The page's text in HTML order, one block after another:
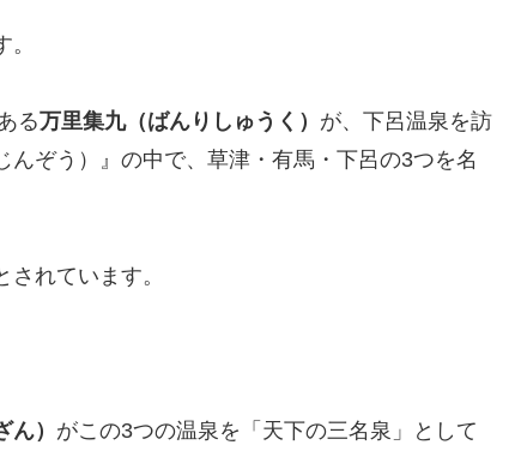
る万里集九（ばんりしゅうく） が、下呂温泉を訪
ぞう）』の中で、草津・有馬・下呂の3つを名
されています。
） がこの3つの温泉を「天下の三名泉」として